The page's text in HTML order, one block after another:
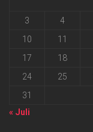
3
4
10
11
17
18
24
25
31
« Juli